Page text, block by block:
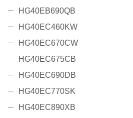
HG40EB690QB
HG40EC460KW
HG40EC670CW
HG40EC675CB
HG40EC690DB
HG40EC770SK
HG40EC890XB